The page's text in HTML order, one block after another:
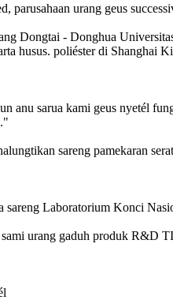
parusahaan urang geus
Dongtai - Donghua
husus. poliéster di Shanghai
anu sarua kami geus nyetél
sareng pamekaran
sareng Laboratorium Konci
urang gaduh produk R&D